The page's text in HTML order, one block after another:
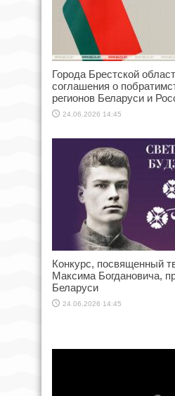
Города Брестской
соглашения о
регионов Беларуси и
24.06.2026 14:45
Конкурс, посвященный
Максима Богдановича,
Беларуси
24.06.2026 14:45